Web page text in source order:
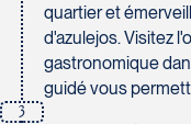
quartier et
d'azulejos. Visitez
gastronomique
guidé vous
3
Tél :450-774-
Québec
G2J 1E3
Tél :418-624-